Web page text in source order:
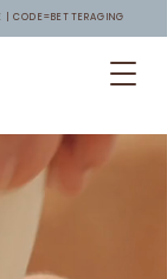
| CODE=BETTERAGING